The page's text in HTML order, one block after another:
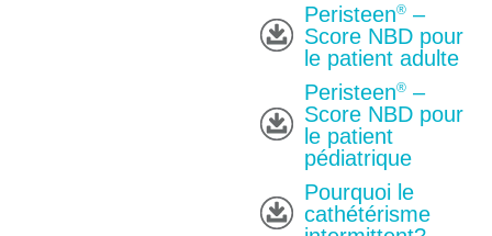
Peristeen® –
Score NBD pour
le patient adulte
Peristeen® –
Score NBD pour
le patient
pédiatrique
Pourquoi le
cathétérisme